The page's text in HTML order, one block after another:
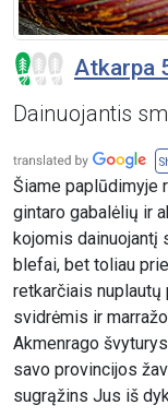
Atkarpa
Dainuojantis
Šiame paplūdimyje
gintaro gabalėlių ir
kojomis dainuojantį
blefai, bet toliau
retkarčiais nuplautų
svidrėmis ir
Akmenrago
savo provincijos
sugrąžins Jus iš